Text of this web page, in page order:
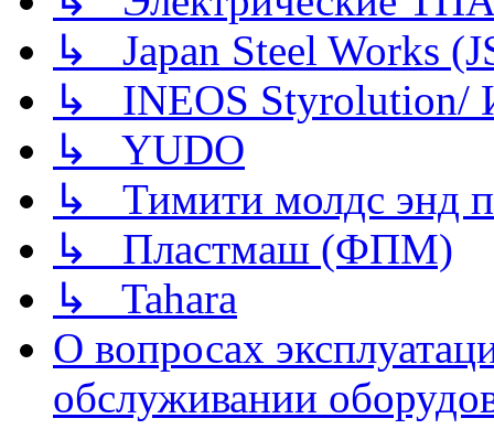
↳ Japan Steel Works
↳ INEOS
↳ YUDO
↳ Тимити молдс энд
↳ Пластмаш (ФПМ)
↳ Tahara
О вопросах
обслуживании